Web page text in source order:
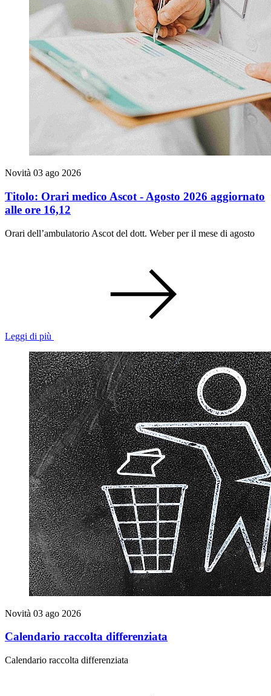
Novità 03 ago 2026
Titolo: Orari medico Ascot - Agosto 2026 aggiornato
alle ore 16,12
Orari dell’ambulatorio Ascot del dott. Weber per il mese di agosto
Leggi di più
Novità 03 ago 2026
Calendario raccolta differenziata
Calendario raccolta differenziata